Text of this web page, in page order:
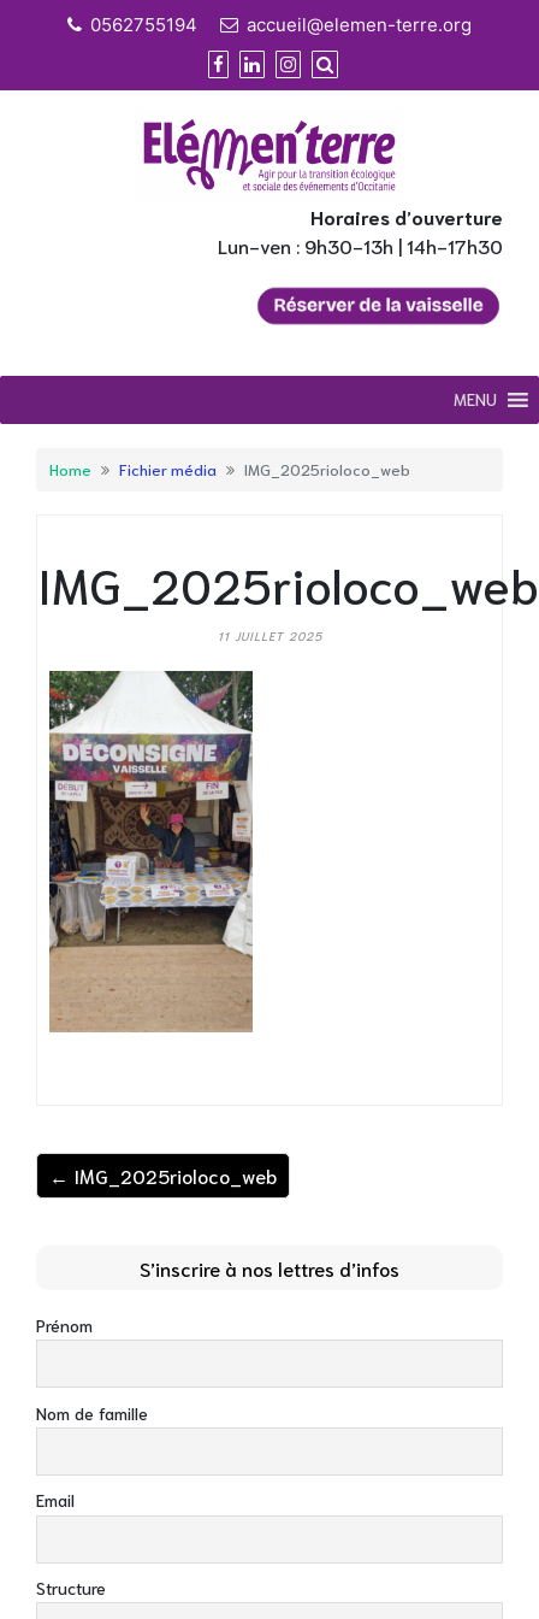
0562755194 accueil@elemen-terre.org
Horaires d’ouverture
Lun-ven : 9h30-13h | 14h-17h30
MENU
Home Fichier média IMG_2025rioloco_web
IMG_2025rioloco_web
11 JUILLET 2025
← IMG_2025rioloco_web
S’inscrire à nos lettres d’infos
Prénom
Nom de famille
Email
Structure